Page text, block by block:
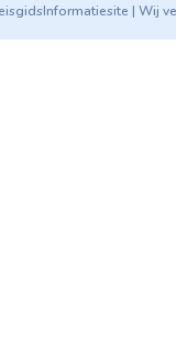
Informatiesite | Wij